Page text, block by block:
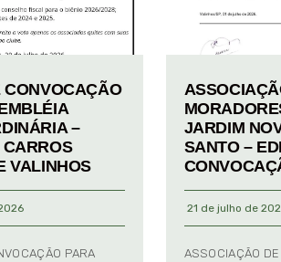
CONVOCAÇÃO
–
VALINHOS
PARA
JARDIM
SANTO –
21 de julho de
ASSOCIAÇÃO